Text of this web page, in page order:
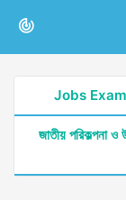
Jobs
জাতীয় পরিকল্পনা